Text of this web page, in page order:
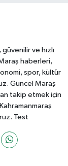
ve hızlı
haberleri,
spor, kültür
Güncel Maraş
takip etmek için
Test